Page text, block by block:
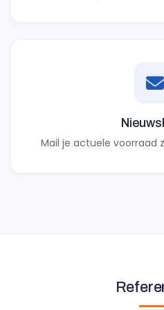
Mail je actuele voorraad